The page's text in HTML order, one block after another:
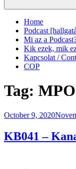
Home
Podcast
Mi az a
Kik ezek, mik
Kapcsolat /
COP
Tag:
Posted
October 9, 2020
KB041 –